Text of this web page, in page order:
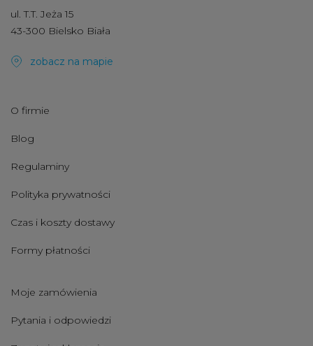
ul. T.T. Jeża 15
43-300 Bielsko Biała
zobacz na mapie
O firmie
Blog
Regulaminy
Polityka prywatności
Czas i koszty dostawy
Formy płatności
Moje zamówienia
Pytania i odpowiedzi